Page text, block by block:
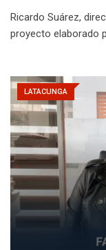
Ricardo Suárez,
proyecto elaborado
LATACUNGA